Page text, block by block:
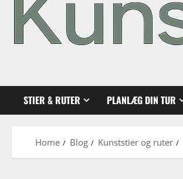
STIER & RUTER PLANLÆG DIN TUR
Home Blog Kunststier og ruter